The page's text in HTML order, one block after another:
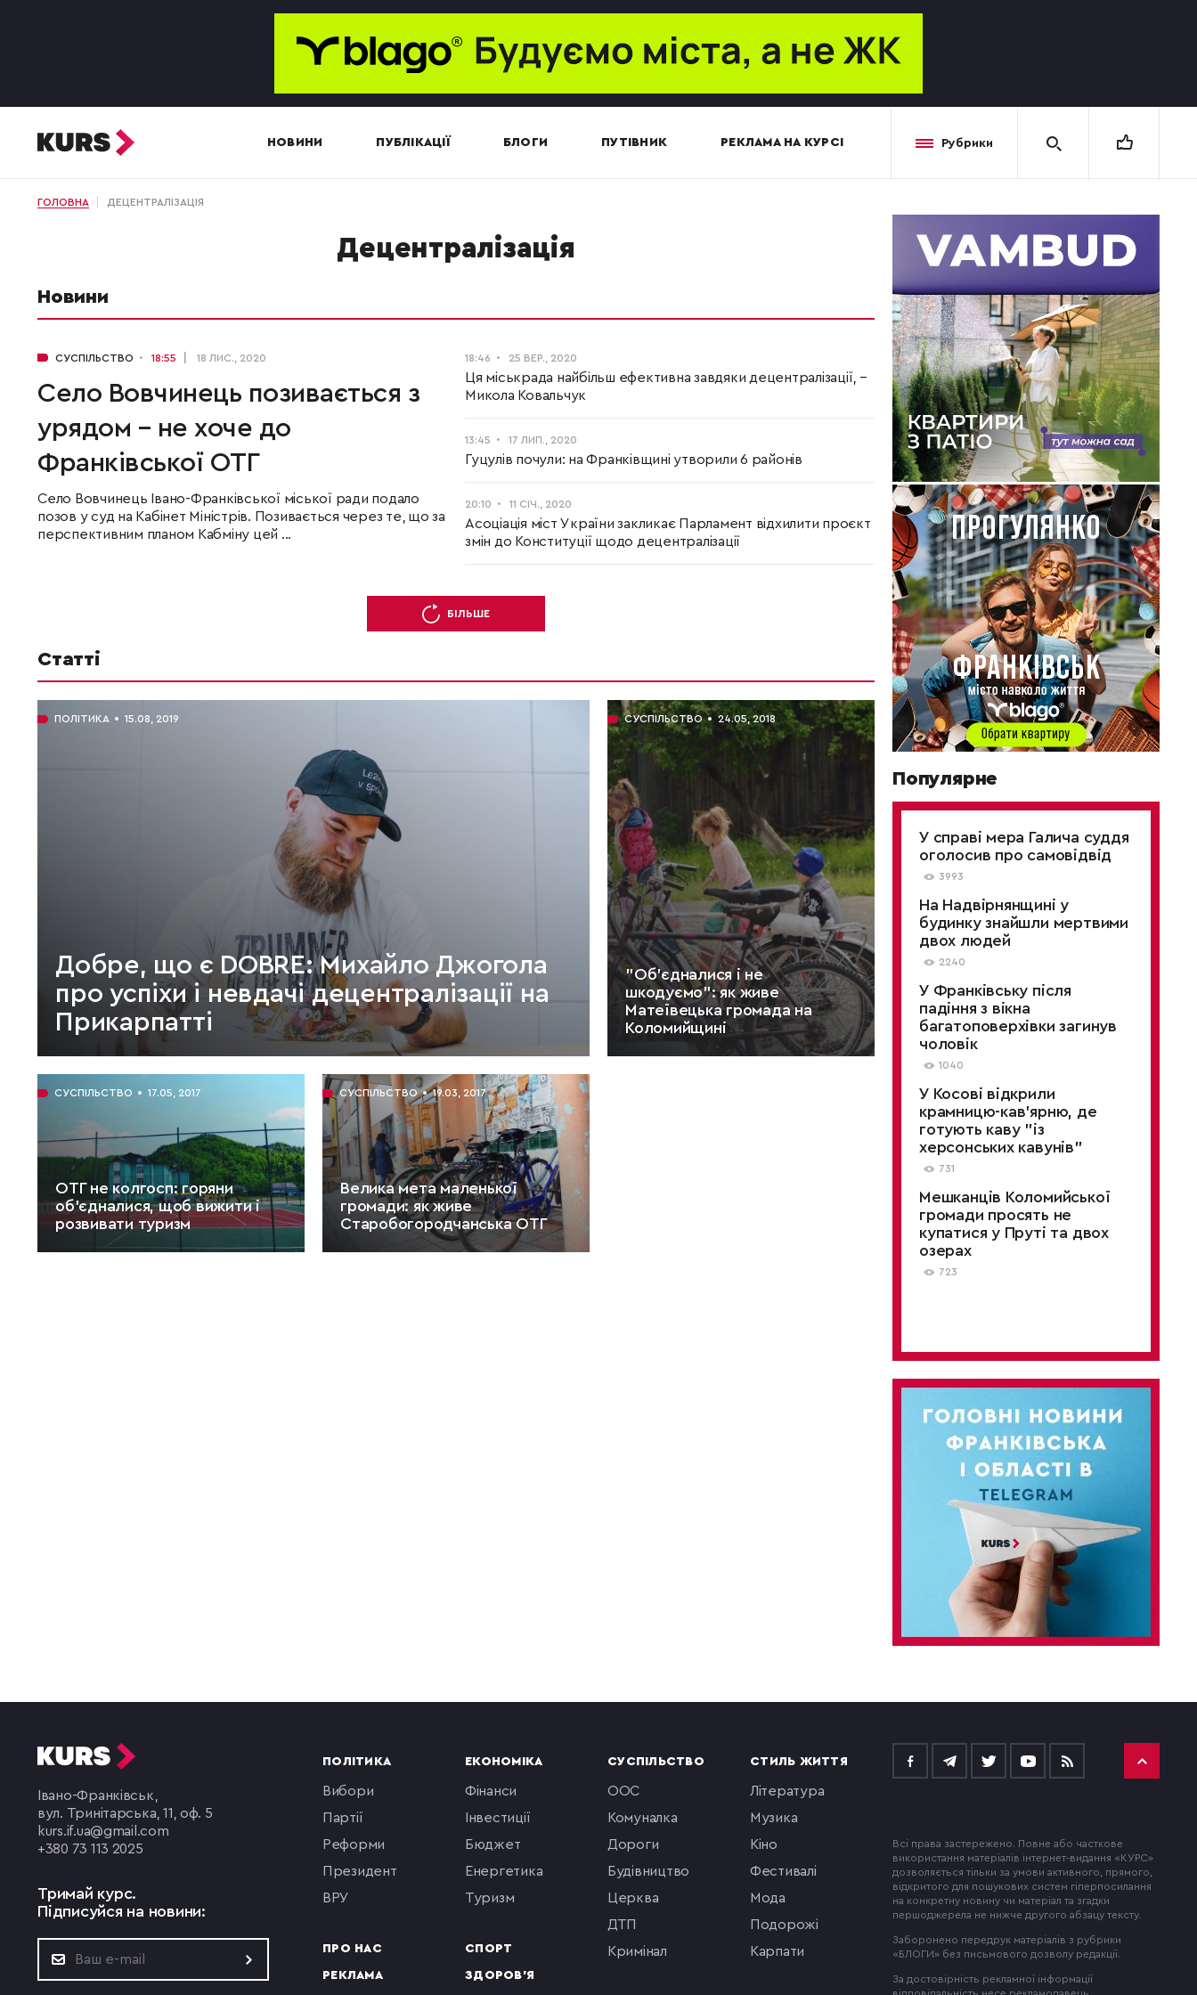
НОВИНИ ПУБЛІКАЦІЇ БЛОГИ ПУТІВНИК РЕКЛАМА НА КУРСІ Рубрики
ГОЛОВНА ДЕЦЕНТРАЛІЗАЦІЯ
децентралізація
Новини
СУСПІЛЬСТВО 18:55 18 ЛИС., 2020
Село Вовчинець позивається з
урядом – не хоче до
Франківської ОТГ
Село Вовчинець Івано-Франківської міської ради подало
позов у суд на Кабінет Міністрів. Позивається через те, що за
перспективним планом Кабміну цей ...
18:46 25 ВЕР., 2020
Ця міськрада найбільш ефективна завдяки децентралізації, –
Микола Ковальчук
13:45 17 ЛИП., 2020
Гуцулів почули: на Франківщині утворили 6 районів
20:10 11 СІЧ., 2020
Асоціація міст України закликає Парламент відхилити проєкт
змін до Конституції щодо децентралізації
БІЛЬШЕ
Статті
ПОЛІТИКА 15.08, 2019
Добре, що є DOBRE: Михайло Джогола
про успіхи і невдачі децентралізації на
Прикарпатті
ЧИТАТИ: 12 хв.
СУСПІЛЬСТВО 24.05, 2018
"Об'єдналися і не
шкодуємо": як живе
Матеївецька громада на
Коломийщині
СУСПІЛЬСТВО
17.05, 2017
ОТГ не колгосп: горяни
об’єдналися, щоб вижити і
розвивати туризм
СУСПІЛЬСТВО 19.03, 2017
Велика мета маленької
громади: як живе
Старобогородчанська ОТГ
Популярне
У справі мера Галича суддя
оголосив про самовідвід
3993
На Надвірнянщині у
будинку знайшли мертвими
двох людей
2240
У Франківську після
падіння з вікна
багатоповерхівки загинув
чоловік
1040
У Косові відкрили
крамницю-кав'ярню, де
готують каву "із
херсонських кавунів"
731
Мешканців Коломийської
громади просять не
купатися у Пруті та двох
озерах
723
Івано-Франківськ,
вул. Тринітарська, 11, оф. 5
kurs.if.ua@gmail.com
+380 73 113 2025
Тримай курс.
Підписуйся на новини:
ПОЛІТИКА
вибори
партії
реформи
президент
ВРУ
ПРО НАС
РЕКЛАМА
ЕКОНОМІКА
фінанси
інвестиції
бюджет
енергетика
туризм
СПОРТ
ЗДОРОВ'Я
СУСПІЛЬСТВО
ООС
комуналка
Дороги
будівництво
церква
ДТП
кримінал
СТИЛЬ ЖИТТЯ
література
музика
кіно
фестивалі
мода
подорожі
Карпати
Всі права застережено. Повне або часткове
використання матеріалів інтернет-видання «КУРС»
дозволяється тільки за умови активного, прямого,
відкритого для пошукових систем гіперпосилання
на конкретну новину чи матеріал та згадки
першоджерела не нижче другого абзацу тексту.
Заборонено передрук матеріалів з рубрики
«БЛОГИ» без письмового дозволу редакції.
За достовірність рекламної інформації